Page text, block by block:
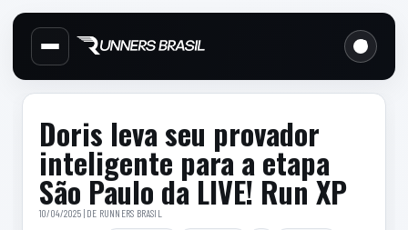
Cabecalho do site
Links
Menu lateral de secoes
Conteudo principal
Conteudo principal
Doris leva seu provador
inteligente para a etapa
São Paulo da LIVE! Run XP
10/04/2025 | DE RUNNERS BRASIL
Barra lateral